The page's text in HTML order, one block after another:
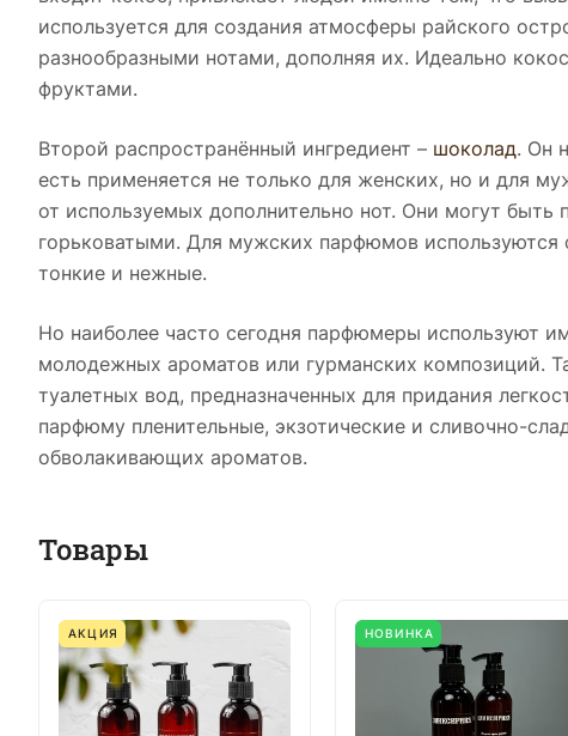
используется для создания атмосферы райского
разнообразными нотами, дополняя их. Идеально
фруктами.
Второй распространённый ингредиент – шоколад. Он
есть применяется не только для женских, но и для
от используемых дополнительно нот. Они могут
горьковатыми. Для мужских парфюмов
тонкие и нежные.
Но наиболее часто сегодня парфюмеры используют
молодежных ароматов или гурманских композиций.
туалетных вод, предназначенных для придания
парфюму пленительные, экзотические и сливочно-
обволакивающих ароматов.
Товары
АКЦИЯ НОВИНКА